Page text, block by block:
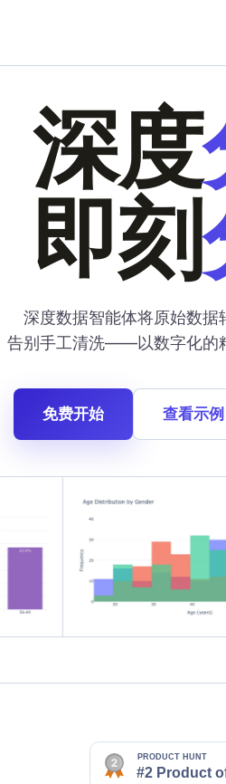
深度
即刻
深度数据智能体将原始数据
告别手工清洗——以数字化的
免费开始 查看示例